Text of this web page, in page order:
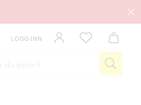
LOGG INN